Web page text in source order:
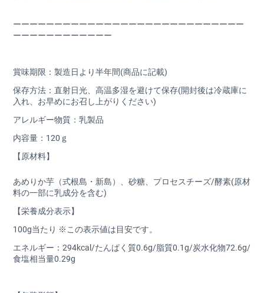
ーーーーーーーーーーーーーーーーーーーーーーーーーーーー
ーーーーーーーーーーーー
賞味期限：製造日より半年間(商品に記載)
保存方法：直射日光、高温多湿を避けて保存(開封後は冷蔵庫に
入れ、お早めにお召し上がりください)
アレルギー物質：乳製品
内容量：120ｇ
【原材料】
あめりか芋（式根島・新島）、砂糖、プロセスチーズ/酵素(原材
料の一部に乳成分を含む)
【栄養成分表示】
100g当たり ※この表示値は目安です。
エネルギー：294kcal/たんぱく質0.6g/脂質0.1g/炭水化物72.6g/
食塩相当量0.29g